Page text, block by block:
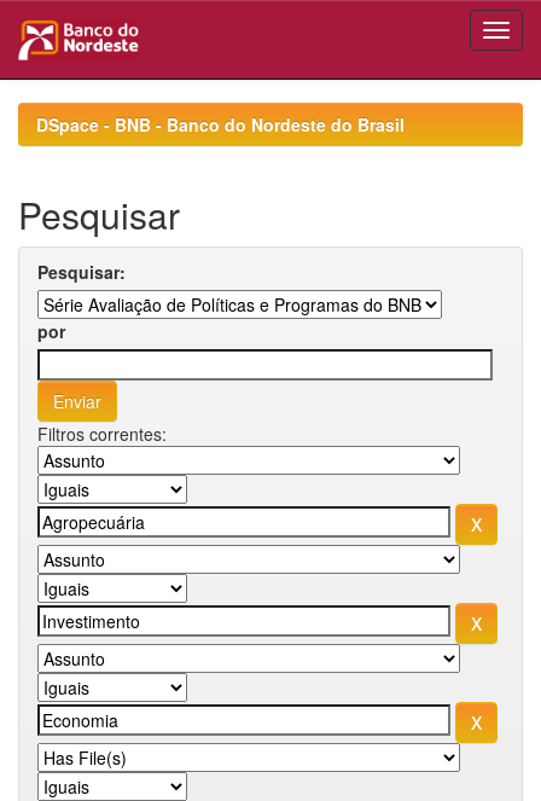
navigationDSpace - BNB - Banco do Nordeste do Brasil
Pesquisar
Pesquisar:
por
Filtros correntes: